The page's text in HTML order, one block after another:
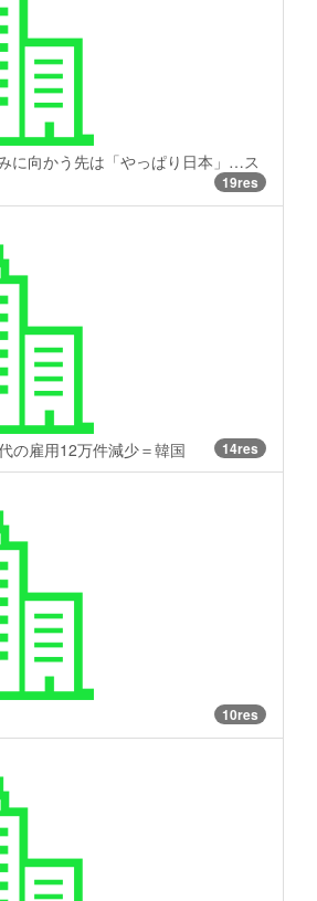
に向かう先は「やっぱり日本」…ス
19res
の雇用12万件減少＝韓国 14res
10res